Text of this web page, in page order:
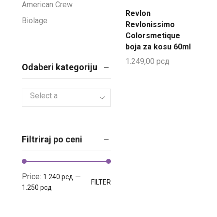
Revlon
Revlonissimo
Colorsmetique
boja za kosu 60ml
1.249,00 рсд
American Crew
Biolage
K18
Lakmé
Olaplex
Olivia Garden
Odaberi kategoriju
Select a
category
Filtriraj po ceni
FILTER
Price: 1.240 рсд —
1.250 рсд